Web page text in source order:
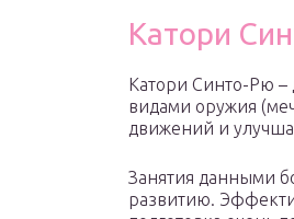
Катори
Катори Синто-Рю –
видами оружия
движений и
Занятия данными
развитию.